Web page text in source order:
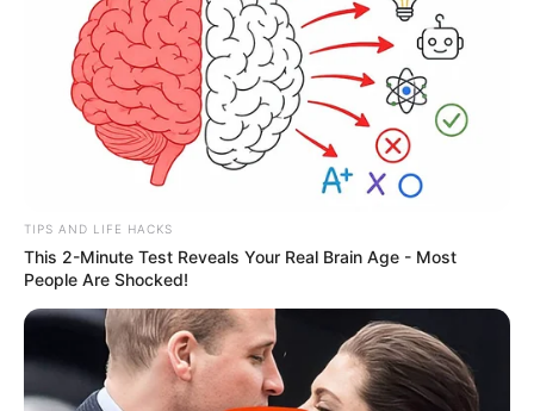
TIPS AND LIFE HACKS
This 2-Minute Test Reveals Your Real Brain Age - Most
People Are Shocked!